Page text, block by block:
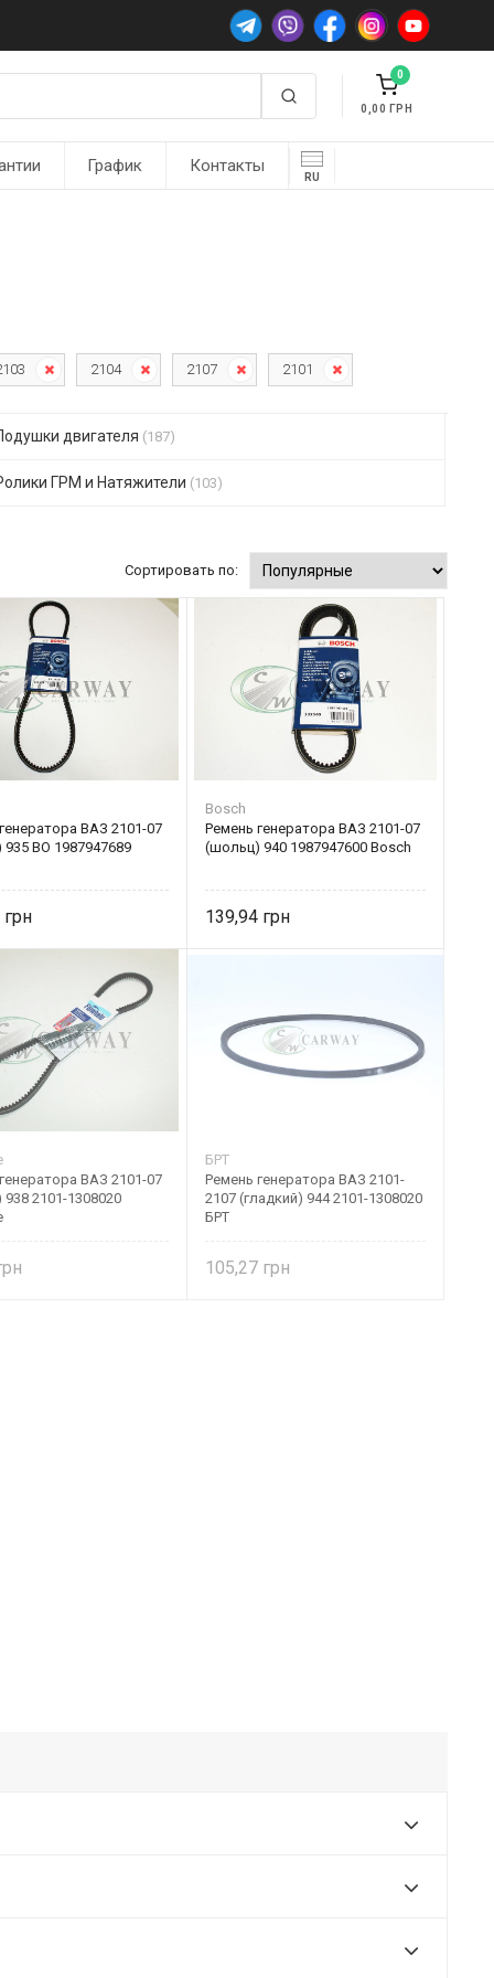
0
0,00
График Контакты
RU
2104 2107 2101
двигателя (187)
ГРМ и Натяжители (103)
Сортировать по:
ВАЗ 2101-07
BO 1987947689
Bosch
Ремень генератора ВАЗ 2101-07
(шольц) 940 1987947600 Bosch
139,94
ВАЗ 2101-07
2101-1308020
БРТ
Ремень генератора ВАЗ 2101-
2107 (гладкий) 944 2101-1308020
БРТ
105,27